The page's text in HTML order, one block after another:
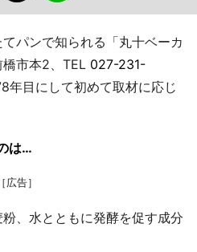
パンで知られる「丸十ベーカ
橋市本2、TEL 027-231-
年目にして初めて取材に応じ
は…
［広告］
、水とともに発酵を促す成分